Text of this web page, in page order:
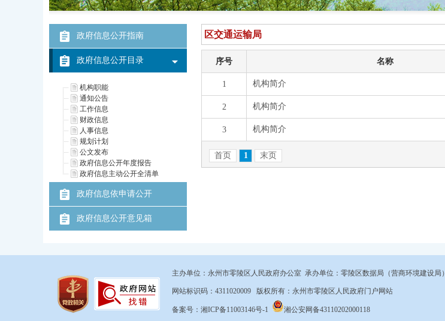
政府信息公开指南
政府信息公开目录
机构职能
通知公告
工作信息
财政信息
人事信息
规划计划
公文发布
政府信息公开年度报告
政府信息主动公开全清单
政府信息依申请公开
政府信息公开意见箱
主办单位：永州市零陵区人民政府办公室 承办单位：零陵区数据局（营商环境建设局）
网站标识码：4311020009 版权所有：永州市零陵区人民政府门户网站
备案号：湘ICP备11003146号-1
湘公安网备43110202000118